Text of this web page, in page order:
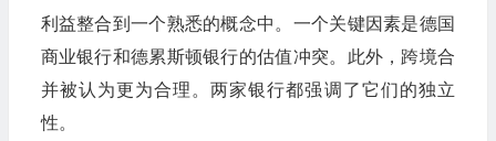
利益整合到一个熟悉的概念中。一个关键因素是德国
商业银行和德累斯顿银行的估值冲突。此外，跨境合
并被认为更为合理。两家银行都强调了它们的独立
性。